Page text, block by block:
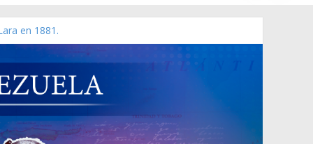
en 1881.
2006 N° 38.394